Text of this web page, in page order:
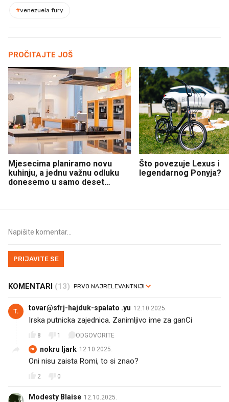
#venezuela fury
PROČITAJTE JOŠ
Mjesecima planiramo novu
kuhinju, a jednu važnu odluku
donesemo u samo deset
Što povezuje Lexus i
legendarnog Ponyja?
PRIJAVITE SE
KOMENTARI (13)
T. tovar@sfrj-hajduk-spalato .yu 12.10.2025.
Irska putnicka zajednica. Zanimljivo ime za ganCi
8 1 ODGOVORITE
NL nokru ljark 12.10.2025.
Oni nisu zaista Romi, to si znao?
2 0
Modesty Blaise 12.10.2025.